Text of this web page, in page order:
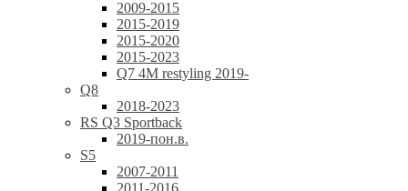
2009-2015
2015-2019
2015-2020
2015-2023
Q7 4M restyling 2019-
Q8
2018-2023
RS Q3 Sportback
2019-пон.в.
S5
2007-2011
2011-2016